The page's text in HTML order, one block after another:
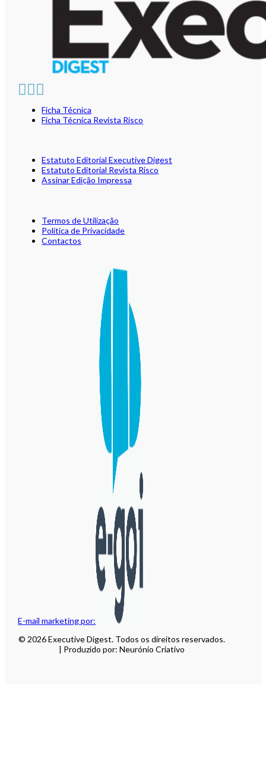
E-mail marketing por:
Ficha Técnica
Ficha Técnica Revista Risco
Estatuto Editorial Executive Digest
Estatuto Editorial Revista Risco
Assinar Edição Impressa
Termos de Utilização
Política de Privacidade
Contactos
© 2026 Executive Digest. Todos os direitos reservados.
| Produzido por: Neurónio Criativo